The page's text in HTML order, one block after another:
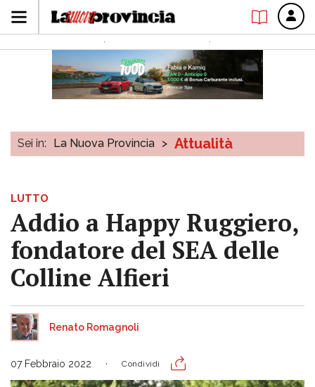
Sei in: La Nuova Provincia > Attualità
LUTTO
Addio a Happy Ruggiero,
fondatore del SEA delle
Colline Alfieri
Renato Romagnoli
07 Febbraio 2022 Condividi